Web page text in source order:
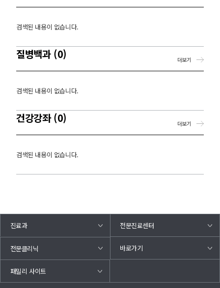
검색된 내용이 없습니다.
질병백과 (0)
검색된 내용이 없습니다.
더보기
건강강좌 (0)
검색된 내용이 없습니다.
더보기
진료과 전문진료센터
전문클리닉 바로가기
패밀리 사이트